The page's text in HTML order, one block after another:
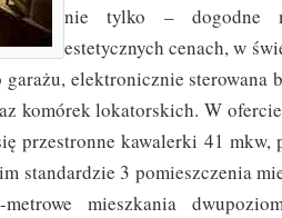
nie tylko – dogodne
estetycznych cenach, w
elektronicznie sterowana
komórek lokatorskich. W
przestronne kawalerki 41
standardzie 3 pomieszczenia
mieszkania